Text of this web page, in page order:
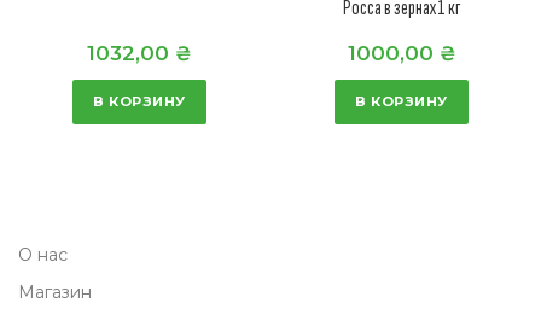
ц
е
н
1032,00 ₴
В КОРЗИНУ
Росса в зернах1 кг
1000,00 ₴
В КОРЗИНУ
О нас
Магазин